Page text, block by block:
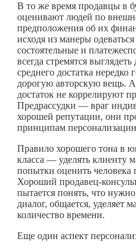
В то же время продавцы в
оценивают людей по
предположения об их
исходя из манеры
состоятельные и
всегда стремятся
среднего достатка нередко
дорогую авторскую вещь.
достаток не коррелируют
Предрассудки — враг
хорошей репутации, они
принципам
Правило хорошего тона в
класса — уделять клиенту
попытки оценить
Хороший продавец-
пытается понять, что
диалог, общается, уделяет
количество времени.
Еще один аспект